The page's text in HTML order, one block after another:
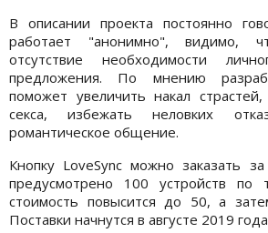
В описании проекта постоянно
работает "анонимно", видимо,
отсутствие необходимости
предложения. По мнению
поможет увеличить накал страстей,
секса, избежать неловких
романтическое общение.
Кнопку LoveSync можно заказать
предусмотрено 100 устройств по
стоимость повысится до 50, а
Поставки начнутся в августе 2019